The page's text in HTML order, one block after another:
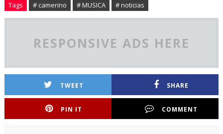
Tags # camerino # MUSICA # noticias
RESPONSIVE ADS HERE
TWEET SHARE
PIN IT COMMENT